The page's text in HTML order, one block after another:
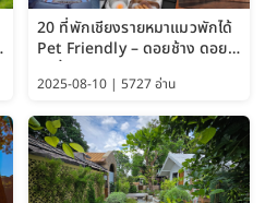
20 ที่พักเชียงรายหมาแมวพักได้
Pet Friendly – ดอยช้าง ดอย
2025-08-10 | 5727 อ่าน